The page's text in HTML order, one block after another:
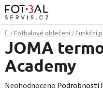
Přejít
na
obsah
Domů
/Fotbalové oblečení/Funkční
JOMA
Academy
Průměrné
Neohodnoceno Podrobnosti